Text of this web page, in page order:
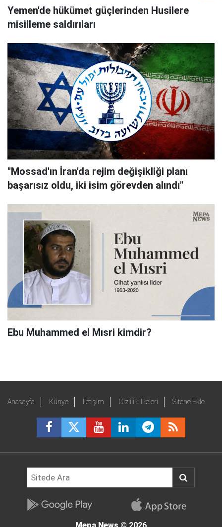
Yemen'de hükümet güçlerinden Husilere
misilleme saldırıları
"Mossad'ın İran'da rejim değişikliği planı
başarısız oldu, iki isim görevden alındı"
Ebu Muhammed el Mısri kimdir?
Anasayfa Künye İletişim Gizlilik İlkeleri Sitene Ekle